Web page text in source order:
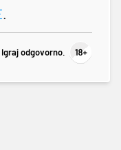
.
odgovorno.